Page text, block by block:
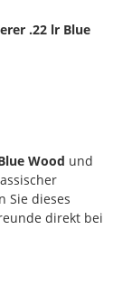
.22 lr Blue
Wood und
Sie dieses
direkt bei